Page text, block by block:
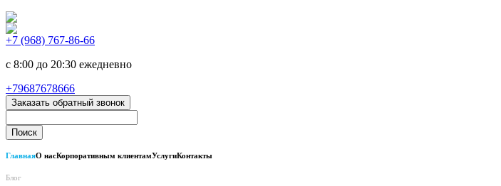
+7 (968) 767-86-66
с 8:00 до 20:30 ежедневно
+79687678666
Заказать обратный звонок
ГлавнаяО насКорпоративным клиентамУслугиКонтакты
Блог